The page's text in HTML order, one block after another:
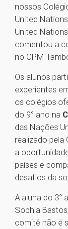
nossos
United
United
comentou a
no CPM
Os alunos
experientes
os colégios
do 9° ano na
das Nações
realizado pela
a
países e
desafios da
A aluna do 3°
Sophia
comitê não é